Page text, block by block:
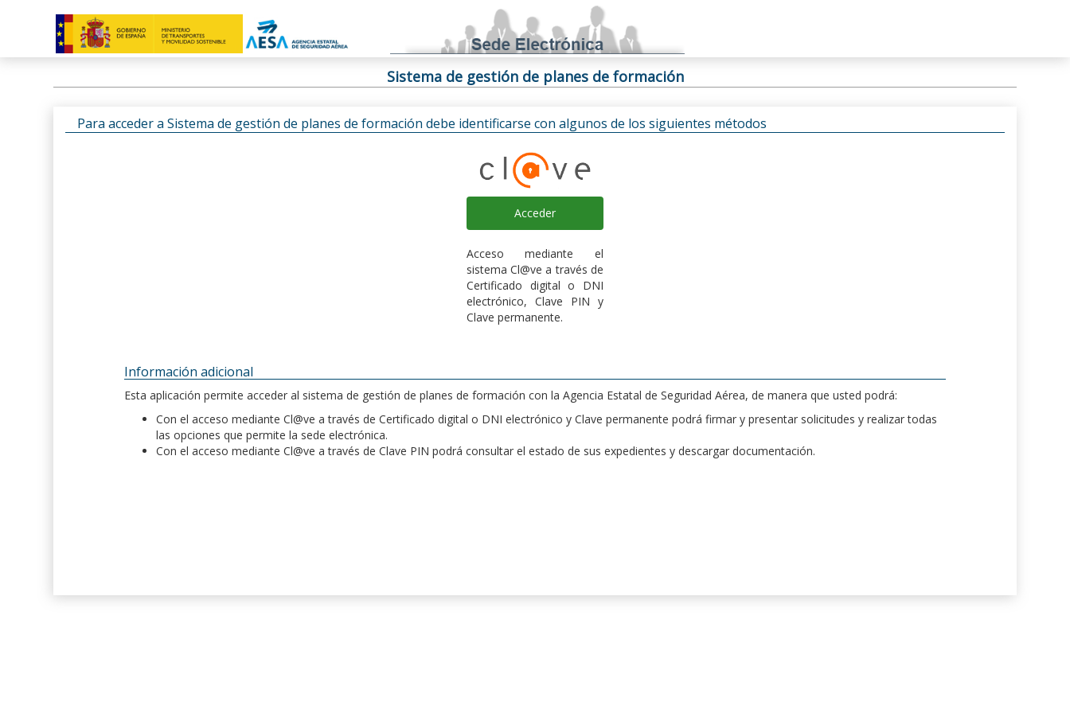
Sistema de gestión de planes de formación
Para acceder a Sistema de gestión de planes de formación debe identificarse con algunos de los siguientes métodos
Acceder
Acceso mediante el
sistema Cl@ve a través de
Certificado digital o DNI
electrónico, Clave PIN y
Clave permanente.
Información adicional
Esta aplicación permite acceder al sistema de gestión de planes de formación con la Agencia Estatal de Seguridad Aérea, de manera que usted podrá:
Con el acceso mediante Cl@ve a través de Certificado digital o DNI electrónico y Clave permanente podrá firmar y presentar solicitudes y realizar todas
las opciones que permite la sede electrónica.
Con el acceso mediante Cl@ve a través de Clave PIN podrá consultar el estado de sus expedientes y descargar documentación.